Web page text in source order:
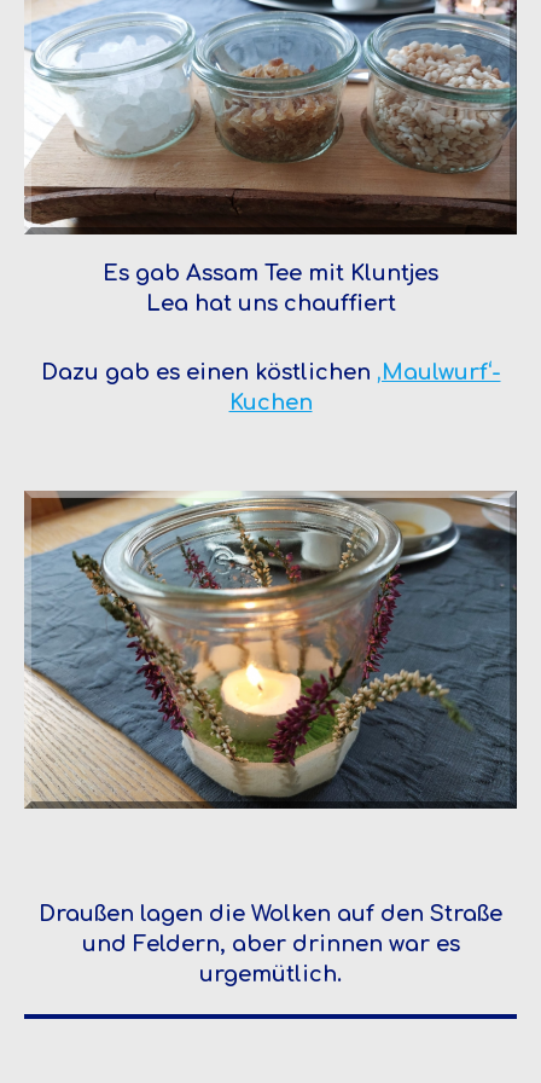
Es gab Assam Tee mit Kluntjes
Lea hat uns chauffiert
Dazu gab es einen köstlichen ‚Maulwurf‘-
Kuchen
Draußen lagen die Wolken auf den Straße
und Feldern, aber drinnen war es
urgemütlich.